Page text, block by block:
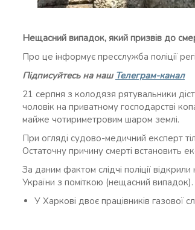
Нещасний випадок, який призвів до
Про це інформує пресслужба поліції
Підписуйтесь на наш Телеграм-канал
21 серпня з колодязя рятувальники
чоловік на приватному господарстві
майже чотириметровим шаром землі.
При огляді судово-медичний експерт
Остаточну причину смерті встановить
За даним фактом слідчі поліції
України з поміткою (нещасний випадок).
У Харкові двоє працівників газової